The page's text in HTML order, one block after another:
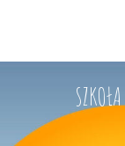
SZKOŁA